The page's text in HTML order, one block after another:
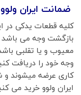
ضمانت ایران
کلیه قطعات یدکی در
بازگشت وجه می باشد
معیوب و یا تقلبی
وجه خود را دریافت
کاری عرضه میشوند و
ایران ولوو خرید می